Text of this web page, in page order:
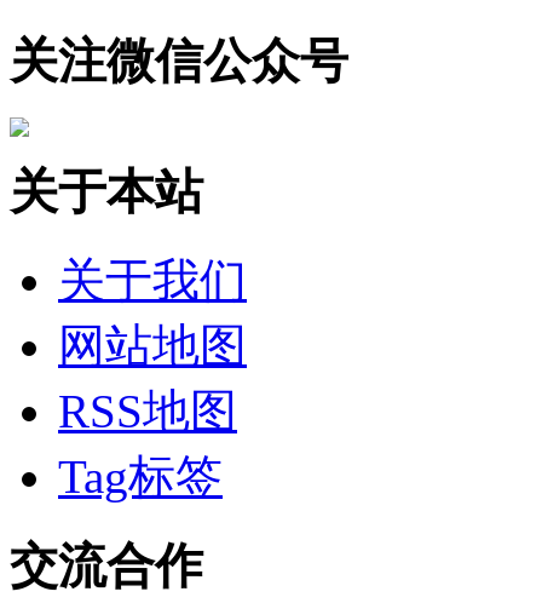
关注微信公众号
关于本站
关于我们
网站地图
RSS地图
Tag标签
交流合作